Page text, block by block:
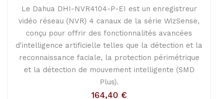
Le Dahua DHI-NVR4104-P-EI est un enregistreur
vidéo réseau (NVR) 4 canaux de la série WizSense,
conçu pour offrir des fonctionnalités avancées
d'intelligence artificielle telles que la détection et la
reconnaissance faciale, la protection périmétrique
et la détection de mouvement intelligente (SMD
Plus).
164,40 €